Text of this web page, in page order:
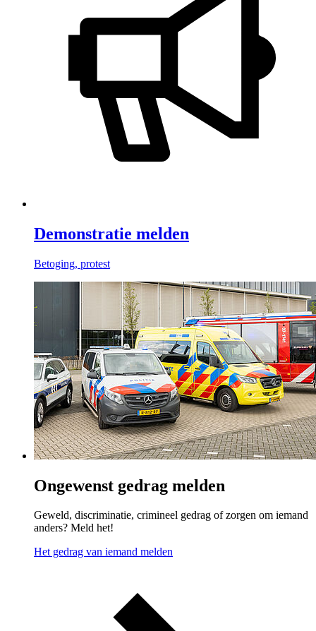
Demonstratie melden
Betoging, protest
Ongewenst gedrag melden
Geweld, discriminatie, crimineel gedrag of zorgen om iemand
anders? Meld het!
Het gedrag van iemand melden